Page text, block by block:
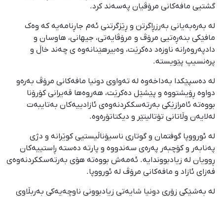
گشتیی مافه‌کانی مرۆڤیان په‌سه‌ند کرد.
له‌ به‌ره‌به‌یانی به‌رزڕاگرتن و ڕێزگرتنی ئه‌م جاڕنامه‌یه‌ که‌ وه‌ک
مافێکی بنه‌ڕه‌تیی مرۆڤ و مرۆڤایه‌تی، جیهانی، هاوسان و
دادپه‌روه‌رانه ناوزه‌د ده‌کرێت، وه‌بیرهێنانه‌وه‌ ی چه‌ند خاڵ و
پره‌نسیپ پێویسته‌.
لە دەسپێکدا به‌داخه‌وه‌ له‌ ته‌واوی دونیا مافه‌کانی مرۆڤ به‌ره‌و
دواوه‌ ڕۆیشتووه‌ و پێشێل ده‌کرێت، هەروەها قەیرانی کۆرۆنا
بووەتە ئامرازێکی بەرتەسککردنەوەی ئازادییەکان بەتایبەت
لەلایەن وڵاتانی تۆتالیتێر و دیکتاتۆرەوە.
له‌ ئورووپا گوفتمان و گوتاری ناسیۆناڵیستیی کوێرانه‌ و دژی
په‌نابه‌ر و کۆچبەر په‌ره‌ی سه‌ندووه‌ و پارته‌ ده‌سته‌ ڕاستییه‌کان
ڕوویان له‌ زیادبووندایه‌. ئه‌مه‌ش بووەته هۆی‌ به‌رته‌سککردنه‌وه‌ی
فه‌زای ئازاد و مافه‌کانی مرۆڤ له‌ ئورووپا.
له‌ به‌شێکی زۆری دونیا شایه‌تی زیادبوونی ناوچه‌یه‌کی به‌ربڵاوی